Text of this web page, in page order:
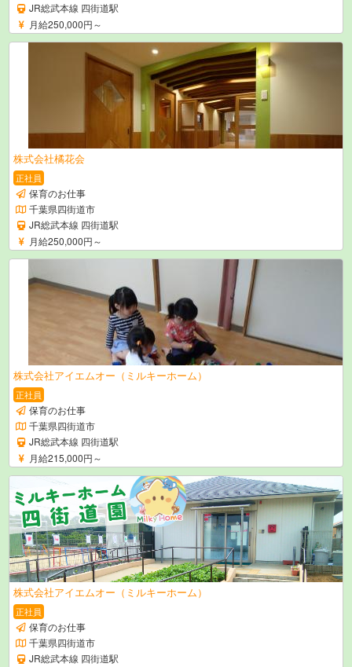
JR総武本線 四街道駅
月給250,000円～
株式会社橘花会
正社員
保育のお仕事
千葉県四街道市
JR総武本線 四街道駅
月給250,000円～
株式会社アイエムオー（ミルキーホーム）
正社員
保育のお仕事
千葉県四街道市
JR総武本線 四街道駅
月給215,000円～
株式会社アイエムオー（ミルキーホーム）
正社員
保育のお仕事
千葉県四街道市
JR総武本線 四街道駅